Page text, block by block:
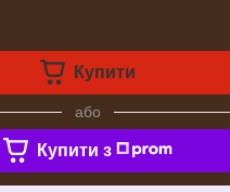
Купити
або
Купити з